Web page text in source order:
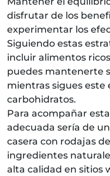
disfrutar de los
experimentar los
Siguiendo estas
incluir alimentos
puedes mantenerte
mientras sigues este
carbohidratos.
Para acompañar
adecuada sería de
casera con rodajas
ingredientes
alta calidad en sitios